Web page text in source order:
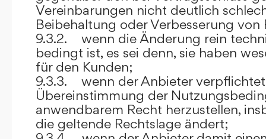
Vereinbarungen nicht deutlich
Beibehaltung oder Verbesserung
9.3.2. wenn die Änderung rein
bedingt ist, es sei denn, sie haben
für den Kunden;
9.3.3. wenn der Anbieter verpflichtet
Übereinstimmung der
anwendbarem Recht herzustellen,
die geltende Rechtslage ändert;